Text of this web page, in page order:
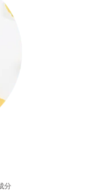
分